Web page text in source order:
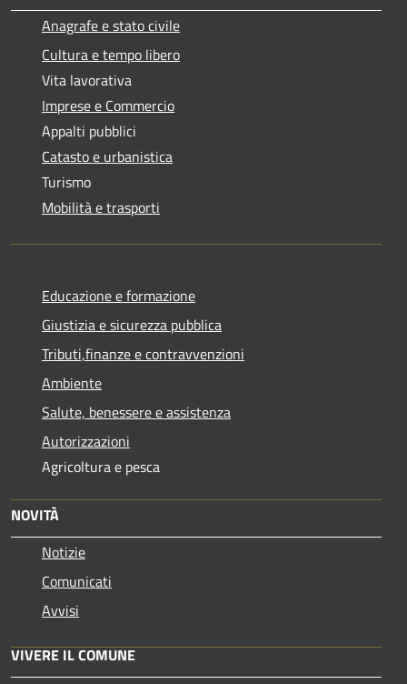
Anagrafe e stato civile
Cultura e tempo libero
Vita lavorativa
Imprese e Commercio
Appalti pubblici
Catasto e urbanistica
Turismo
Mobilità e trasporti
Educazione e formazione
Giustizia e sicurezza pubblica
Tributi,finanze e contravvenzioni
Ambiente
Salute, benessere e assistenza
Autorizzazioni
Agricoltura e pesca
NOVITÀ
Notizie
Comunicati
Avvisi
VIVERE IL COMUNE